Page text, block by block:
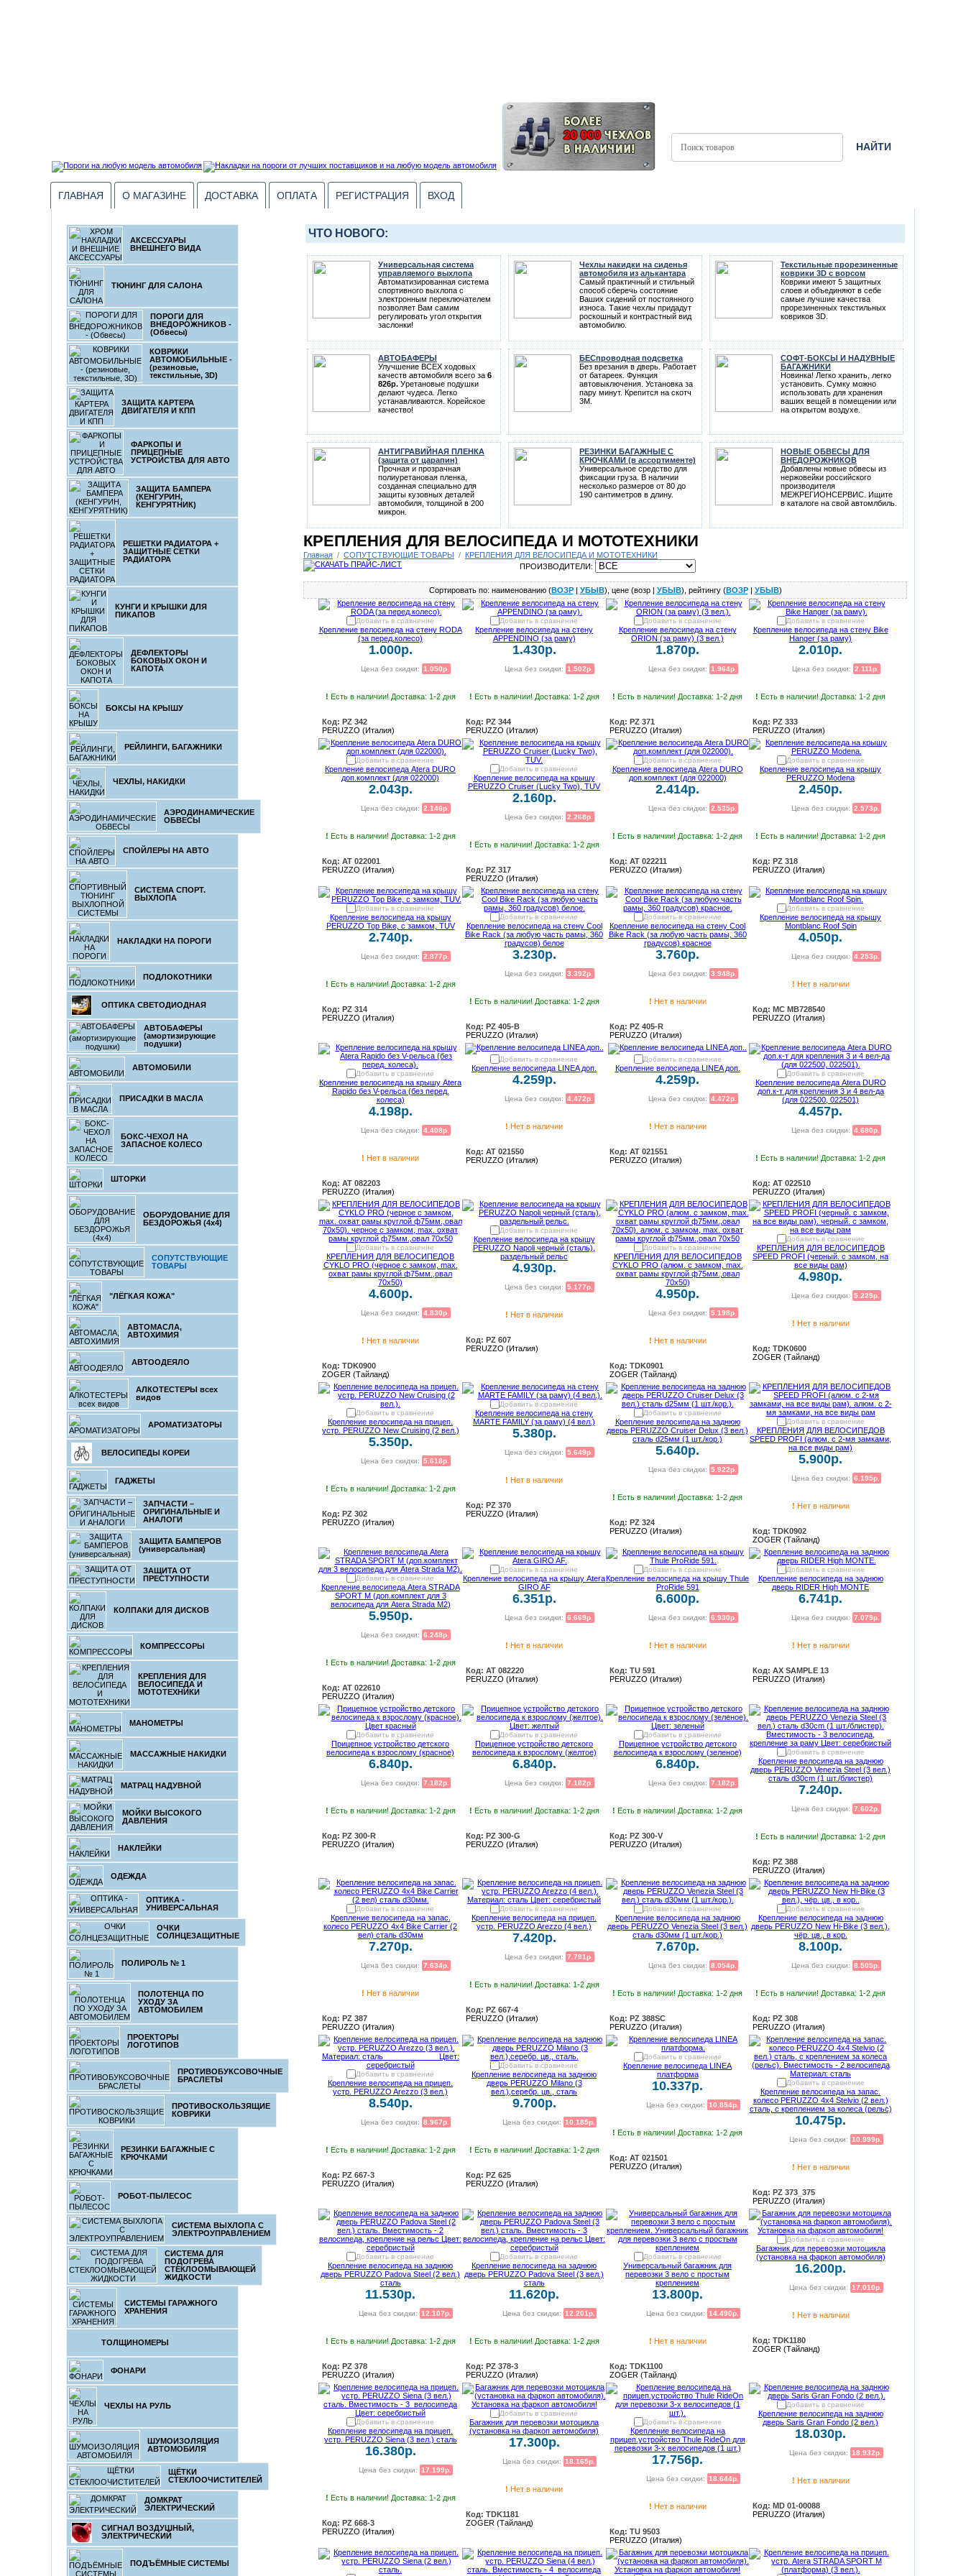
ГЛАВНАЯ О МАГАЗИНЕ ДОСТАВКА ОПЛАТА РЕГИСТРАЦИЯ ВХОД
АКСЕССУАРЫ
ВНЕШНЕГО ВИДА
ТЮНИНГ ДЛЯ САЛОНА
ПОРОГИ ДЛЯ
ВНЕДОРОЖНИКОВ -
(Обвесы)
КОВРИКИ
АВТОМОБИЛЬНЫЕ -
(резиновые,
текстильные, 3D)
ЗАЩИТА КАРТЕРА
ДВИГАТЕЛЯ И КПП
ФАРКОПЫ И
ПРИЦЕПНЫЕ
УСТРОЙСТВА ДЛЯ АВТО
ЗАЩИТА БАМПЕРА
(КЕНГУРИН,
КЕНГУРЯТНИК)
РЕШЕТКИ РАДИАТОРА +
ЗАЩИТНЫЕ СЕТКИ
РАДИАТОРА
КУНГИ И КРЫШКИ ДЛЯ
ПИКАПОВ
ДЕФЛЕКТОРЫ
БОКОВЫХ ОКОН И
КАПОТА
БОКСЫ НА КРЫШУ
РЕЙЛИНГИ, БАГАЖНИКИ
ЧЕХЛЫ, НАКИДКИ
АЭРОДИНАМИЧЕСКИЕ
ОБВЕСЫ
СПОЙЛЕРЫ НА АВТО
СИСТЕМА СПОРТ.
ВЫХЛОПА
НАКЛАДКИ НА ПОРОГИ
ПОДЛОКОТНИКИ
ОПТИКА СВЕТОДИОДНАЯ
АВТОБАФЕРЫ
(амортизирующие
подушки)
АВТОМОБИЛИ
ПРИСАДКИ В МАСЛА
БОКС-ЧЕХОЛ НА
ЗАПАСНОЕ КОЛЕСО
ШТОРКИ
ОБОРУДОВАНИЕ ДЛЯ
БЕЗДОРОЖЬЯ (4x4)
СОПУТСТВУЮЩИЕ
ТОВАРЫ
"ЛЁГКАЯ КОЖА"
АВТОМАСЛА,
АВТОХИМИЯ
АВТООДЕЯЛО
АЛКОТЕСТЕРЫ всех
видов
АРОМАТИЗАТОРЫ
ВЕЛОСИПЕДЫ КОРЕИ
ГАДЖЕТЫ
ЗАПЧАСТИ –
ОРИГИНАЛЬНЫЕ И
АНАЛОГИ
ЗАЩИТА БАМПЕРОВ
(универсальная)
ЗАЩИТА ОТ
ПРЕСТУПНОСТИ
КОЛПАКИ ДЛЯ ДИСКОВ
КОМПРЕССОРЫ
КРЕПЛЕНИЯ ДЛЯ
ВЕЛОСИПЕДА И
МОТОТЕХНИКИ
МАНОМЕТРЫ
МАССАЖНЫЕ НАКИДКИ
МАТРАЦ НАДУВНОЙ
МОЙКИ ВЫСОКОГО
ДАВЛЕНИЯ
НАКЛЕЙКИ
ОДЕЖДА
ОПТИКА -
УНИВЕРСАЛЬНАЯ
ОЧКИ
СОЛНЦЕЗАЩИТНЫЕ
ПОЛИРОЛЬ № 1
ПОЛОТЕНЦА ПО
УХОДУ ЗА
АВТОМОБИЛЕМ
ПРОЕКТОРЫ
ЛОГОТИПОВ
ПРОТИВОБУКСОВОЧНЫЕ
БРАСЛЕТЫ
ПРОТИВОСКОЛЬЗЯЩИЕ
КОВРИКИ
РЕЗИНКИ БАГАЖНЫЕ С
КРЮЧКАМИ
РОБОТ-ПЫЛЕСОС
СИСТЕМА ВЫХЛОПА С
ЭЛЕКТРОУПРАВЛЕНИЕМ
СИСТЕМА ДЛЯ
ПОДОГРЕВА
СТЕКЛООМЫВАЮЩЕЙ
ЖИДКОСТИ
СИСТЕМЫ ГАРАЖНОГО
ХРАНЕНИЯ
ТОЛЩИНОМЕРЫ
ФОНАРИ
ЧЕХЛЫ НА РУЛЬ
ШУМОИЗОЛЯЦИЯ
АВТОМОБИЛЯ
ЩЁТКИ
СТЕКЛООЧИСТИТЕЛЕЙ
ДОМКРАТ
ЭЛЕКТРИЧЕСКИЙ
СИГНАЛ ВОЗДУШНЫЙ,
ЭЛЕКТРИЧЕСКИЙ
ПОДЪЁМНЫЕ СИСТЕМЫ
ЧТО НОВОГО:
Универсальная система
управляемого выхлопа
Автоматизированная система
спортивного выхлопа с
электронным переключателем
позволяет Вам самим
регулировать угол открытия
заслонки!
Чехлы накидки на сиденья
автомобиля из алькантара
Самый практичный и стильный
способ сберечь состояние
Ваших сидений от постоянного
износа. Такие чехлы придадут
роскошный и контрастный вид
автомобилю.
Текстильные прорезиненные
коврики 3D с ворсом
Коврики имеют 5 защитных
слоев и объединяют в себе
самые лучшие качества
прорезиненных текстильных
ковриков 3D.
АВТОБАФЕРЫ
Улучшение ВСЕХ ходовых
качеств автомобиля всего за 6
826р. Уретановые подушки
делают чудеса. Легко
устанавливаются. Корейское
качество!
БЕСпроводная подсветка
Без врезания в дверь. Работает
от батареек. Функция
автовыключения. Установка за
пару минут. Крепится на скотч
3M.
СОФТ-БОКСЫ И НАДУВНЫЕ
БАГАЖНИКИ
Новинка! Легко хранить, легко
установить. Сумку можно
использовать для хранения
ваших вещей в помещении или
на открытом воздухе.
АНТИГРАВИЙНАЯ ПЛЕНКА
(защита от царапин)
Прочная и прозрачная
полиуретановая пленка,
созданная специально для
защиты кузовных деталей
автомобиля, толщиной в 200
микрон.
РЕЗИНКИ БАГАЖНЫЕ С
КРЮЧКАМИ (в ассортименте)
Универсальное средство для
фиксации груза. В наличии
несколько размеров от 80 до
190 сантиметров в длину.
НОВЫЕ ОБВЕСЫ ДЛЯ
ВНЕДОРОЖНИКОВ
Добавлены новые обвесы из
нержовейки российского
производителя
МЕЖРЕГИОНСЕРВИС. Ищите
в каталоге на свой автомлбиль.
КРЕПЛЕНИЯ ДЛЯ ВЕЛОСИПЕДА И МОТОТЕХНИКИ
Главная / СОПУТСТВУЮЩИЕ ТОВАРЫ / КРЕПЛЕНИЯ ДЛЯ ВЕЛОСИПЕДА И МОТОТЕХНИКИ
ПРОИЗВОДИТЕЛИ:
Сортировать по: наименованию (ВОЗР| УБЫВ), цене (возр | УБЫВ), рейтингу (ВОЗР| УБЫВ)
Добавить в сравнение
Крепление велосипеда на стену RODA
(за перед.колесо)
1.000р.
Цена без скидки: 1.050р.
! Есть в наличии! Доставка: 1-2 дня
Код: PZ 342
PERUZZO (Италия)
Добавить в сравнение
Крепление велосипеда на стену
APPENDINO (за раму)
1.430р.
Цена без скидки: 1.502р.
! Есть в наличии! Доставка: 1-2 дня
Код: PZ 344
PERUZZO (Италия)
Добавить в сравнение
Крепление велосипеда на стену
ORION (за раму) (3 вел.)
1.870р.
Цена без скидки: 1.964р.
! Есть в наличии! Доставка: 1-2 дня
Код: PZ 371
PERUZZO (Италия)
Добавить в сравнение
Крепление велосипеда на стену Bike
Hanger (за раму)
2.010р.
Цена без скидки: 2.111р.
! Есть в наличии! Доставка: 1-2 дня
Код: PZ 333
PERUZZO (Италия)
Добавить в сравнение
Крепление велосипеда Atera DURO
доп.комплект (для 022000)
2.043р.
Цена без скидки: 2.146р.
! Есть в наличии! Доставка: 1-2 дня
Код: AT 022001
PERUZZO (Италия)
Добавить в сравнение
Крепление велосипеда на крышу
PERUZZO Cruiser (Lucky Two), TUV
2.160р.
Цена без скидки: 2.268р.
! Есть в наличии! Доставка: 1-2 дня
Код: PZ 317
PERUZZO (Италия)
Добавить в сравнение
Крепление велосипеда Atera DURO
доп.комплект (для 022000)
2.414р.
Цена без скидки: 2.535р.
! Есть в наличии! Доставка: 1-2 дня
Код: AT 022211
PERUZZO (Италия)
Добавить в сравнение
Крепление велосипеда на крышу
PERUZZO Modena
2.450р.
Цена без скидки: 2.573р.
! Есть в наличии! Доставка: 1-2 дня
Код: PZ 318
PERUZZO (Италия)
Добавить в сравнение
Крепление велосипеда на крышу
PERUZZO Top Bike, с замком, TUV
2.740р.
Цена без скидки: 2.877р.
! Есть в наличии! Доставка: 1-2 дня
Код: PZ 314
PERUZZO (Италия)
Добавить в сравнение
Крепление велосипеда на стену Cool
Bike Rack (за любую часть рамы, 360
градусов) белое
3.230р.
Цена без скидки: 3.392р.
! Есть в наличии! Доставка: 1-2 дня
Код: PZ 405-B
PERUZZO (Италия)
Добавить в сравнение
Крепление велосипеда на стену Cool
Bike Rack (за любую часть рамы, 360
градусов) красное
3.760р.
Цена без скидки: 3.948р.
! Нет в наличии
Код: PZ 405-R
PERUZZO (Италия)
Добавить в сравнение
Крепление велосипеда на крышу
Montblanc Roof Spin
4.050р.
Цена без скидки: 4.253р.
! Нет в наличии
Код: MC MB728540
PERUZZO (Италия)
Добавить в сравнение
Крепление велосипеда на крышу Atera
Rapido без V-рельса (без перед.
колеса)
4.198р.
Цена без скидки: 4.408р.
! Нет в наличии
Код: AT 082203
PERUZZO (Италия)
Добавить в сравнение
Крепление велосипеда LINEA доп.
4.259р.
Цена без скидки: 4.472р.
! Нет в наличии
Код: AT 021550
PERUZZO (Италия)
Добавить в сравнение
Крепление велосипеда LINEA доп.
4.259р.
Цена без скидки: 4.472р.
! Нет в наличии
Код: AT 021551
PERUZZO (Италия)
Добавить в сравнение
Крепление велосипеда Atera DURO
доп.к-т для крепления 3 и 4 вел-да
(для 022500, 022501)
4.457р.
Цена без скидки: 4.680р.
! Есть в наличии! Доставка: 1-2 дня
Код: AT 022510
PERUZZO (Италия)
Добавить в сравнение
КРЕПЛЕНИЯ ДЛЯ ВЕЛОСИПЕДОВ
CYKLO PRO (черное с замком, max.
охват рамы круглой ф75мм.,овал
70x50)
4.600р.
Цена без скидки: 4.830р.
! Нет в наличии
Код: TDK0900
ZOGER (Тайланд)
Добавить в сравнение
Крепление велосипеда на крышу
PERUZZO Napoli черный (сталь),
раздельный рельс
4.930р.
Цена без скидки: 5.177р.
! Нет в наличии
Код: PZ 607
PERUZZO (Италия)
Добавить в сравнение
КРЕПЛЕНИЯ ДЛЯ ВЕЛОСИПЕДОВ
CYKLO PRO (алюм. с замком, max.
охват рамы круглой ф75мм.,овал
70x50)
4.950р.
Цена без скидки: 5.198р.
! Нет в наличии
Код: TDK0901
ZOGER (Тайланд)
Добавить в сравнение
КРЕПЛЕНИЯ ДЛЯ ВЕЛОСИПЕДОВ
SPEED PROFI (черный. с замком, на
все виды рам)
4.980р.
Цена без скидки: 5.229р.
! Нет в наличии
Код: TDK0600
ZOGER (Тайланд)
Добавить в сравнение
Крепление велосипеда на прицеп.
устр. PERUZZO New Cruising (2 вел.)
5.350р.
Цена без скидки: 5.618р.
! Есть в наличии! Доставка: 1-2 дня
Код: PZ 302
PERUZZO (Италия)
Добавить в сравнение
Крепление велосипеда на стену
MARTE FAMILY (за раму) (4 вел.)
5.380р.
Цена без скидки: 5.649р.
! Нет в наличии
Код: PZ 370
PERUZZO (Италия)
Добавить в сравнение
Крепление велосипеда на заднюю
дверь PERUZZO Cruiser Delux (3 вел.)
сталь d25мм (1 шт./кор.)
5.640р.
Цена без скидки: 5.922р.
! Есть в наличии! Доставка: 1-2 дня
Код: PZ 324
PERUZZO (Италия)
Добавить в сравнение
КРЕПЛЕНИЯ ДЛЯ ВЕЛОСИПЕДОВ
SPEED PROFI (алюм. с 2-мя замками,
на все виды рам)
5.900р.
Цена без скидки: 6.195р.
! Нет в наличии
Код: TDK0902
ZOGER (Тайланд)
Добавить в сравнение
Крепление велосипеда Atera STRADA
SPORT M (доп.комплект для 3
велосипеда для Atera Strada M2)
5.950р.
Цена без скидки: 6.248р.
! Есть в наличии! Доставка: 1-2 дня
Код: AT 022610
PERUZZO (Италия)
Добавить в сравнение
Крепление велосипеда на крышу Atera
GIRO AF
6.351р.
Цена без скидки: 6.669р.
! Нет в наличии
Код: AT 082220
PERUZZO (Италия)
Добавить в сравнение
Крепление велосипеда на крышу Thule
ProRide 591
6.600р.
Цена без скидки: 6.930р.
! Нет в наличии
Код: TU 591
PERUZZO (Италия)
Добавить в сравнение
Крепление велосипеда на заднюю
дверь RIDER High MONTE
6.741р.
Цена без скидки: 7.079р.
! Нет в наличии
Код: AX SAMPLE 13
PERUZZO (Италия)
Добавить в сравнение
Прицепное устройство детского
велосипеда к взрослому (красное)
6.840р.
Цена без скидки: 7.182р.
! Есть в наличии! Доставка: 1-2 дня
Код: PZ 300-R
PERUZZO (Италия)
Добавить в сравнение
Прицепное устройство детского
велосипеда к взрослому (желтое)
6.840р.
Цена без скидки: 7.182р.
! Есть в наличии! Доставка: 1-2 дня
Код: PZ 300-G
PERUZZO (Италия)
Добавить в сравнение
Прицепное устройство детского
велосипеда к взрослому (зеленое)
6.840р.
Цена без скидки: 7.182р.
! Есть в наличии! Доставка: 1-2 дня
Код: PZ 300-V
PERUZZO (Италия)
Добавить в сравнение
Крепление велосипеда на заднюю
дверь PERUZZO Venezia Steel (3 вел.)
сталь d30cm (1 шт./блистер)
7.240р.
Цена без скидки: 7.602р.
! Есть в наличии! Доставка: 1-2 дня
Код: PZ 388
PERUZZO (Италия)
Добавить в сравнение
Крепление велосипеда на запас.
колесо PERUZZO 4x4 Bike Carrier (2
вел) сталь d30мм
7.270р.
Цена без скидки: 7.634р.
! Нет в наличии
Код: PZ 387
PERUZZO (Италия)
Добавить в сравнение
Крепление велосипеда на прицеп.
устр. PERUZZO Arezzo (4 вел.)
7.420р.
Цена без скидки: 7.791р.
! Есть в наличии! Доставка: 1-2 дня
Код: PZ 667-4
PERUZZO (Италия)
Добавить в сравнение
Крепление велосипеда на заднюю
дверь PERUZZO Venezia Steel (3 вел.)
сталь d30мм (1 шт./кор.)
7.670р.
Цена без скидки: 8.054р.
! Есть в наличии! Доставка: 1-2 дня
Код: PZ 388SC
PERUZZO (Италия)
Добавить в сравнение
Крепление велосипеда на заднюю
дверь PERUZZO New Hi-Bike (3 вел.),
чёр. цв., в кор.
8.100р.
Цена без скидки: 8.505р.
! Есть в наличии! Доставка: 1-2 дня
Код: PZ 308
PERUZZO (Италия)
Добавить в сравнение
Крепление велосипеда на прицеп.
устр. PERUZZO Arezzo (3 вел.)
8.540р.
Цена без скидки: 8.967р.
! Есть в наличии! Доставка: 1-2 дня
Код: PZ 667-3
PERUZZO (Италия)
Добавить в сравнение
Крепление велосипеда на заднюю
дверь PERUZZO Milano (3
вел.),серебр. цв., сталь
9.700р.
Цена без скидки: 10.185р.
! Есть в наличии! Доставка: 1-2 дня
Код: PZ 625
PERUZZO (Италия)
Добавить в сравнение
Крепление велосипеда LINEA
платформа
10.337р.
Цена без скидки: 10.854р.
! Есть в наличии! Доставка: 1-2 дня
Код: AT 021501
PERUZZO (Италия)
Добавить в сравнение
Крепление велосипеда на запас.
колесо PERUZZO 4x4 Stelvio (2 вел.)
сталь, с креплением за колеса (рельс)
10.475р.
Цена без скидки: 10.999р.
! Нет в наличии
Код: PZ 373_375
PERUZZO (Италия)
Добавить в сравнение
Крепление велосипеда на заднюю
дверь PERUZZO Padova Steel (2 вел.)
сталь
11.530р.
Цена без скидки: 12.107р.
! Есть в наличии! Доставка: 1-2 дня
Код: PZ 378
PERUZZO (Италия)
Добавить в сравнение
Крепление велосипеда на заднюю
дверь PERUZZO Padova Steel (3 вел.)
сталь
11.620р.
Цена без скидки: 12.201р.
! Есть в наличии! Доставка: 1-2 дня
Код: PZ 378-3
PERUZZO (Италия)
Добавить в сравнение
Универсальный багажник для
перевозки 3 вело с простым
креплением
13.800р.
Цена без скидки: 14.490р.
! Нет в наличии
Код: TDK1100
ZOGER (Тайланд)
Добавить в сравнение
Багажник для перевозки мотоцикла
(установка на фаркоп автомобиля)
16.200р.
Цена без скидки: 17.010р.
! Нет в наличии
Код: TDK1180
ZOGER (Тайланд)
Добавить в сравнение
Крепление велосипеда на прицеп.
устр. PERUZZO Siena (3 вел.) сталь
16.380р.
Цена без скидки: 17.199р.
! Есть в наличии! Доставка: 1-2 дня
Код: PZ 668-3
PERUZZO (Италия)
Добавить в сравнение
Багажник для перевозки мотоцикла
(установка на фаркоп автомобиля)
17.300р.
Цена без скидки: 18.165р.
! Нет в наличии
Код: TDK1181
ZOGER (Тайланд)
Добавить в сравнение
Крепление велосипеда на
прицеп.устройство Thule RideOn для
перевозки 3-х велосипедов (1 шт.)
17.756р.
Цена без скидки: 18.644р.
! Нет в наличии
Код: TU 9503
PERUZZO (Италия)
Добавить в сравнение
Крепление велосипеда на заднюю
дверь Saris Gran Fondo (2 вел.)
18.030р.
Цена без скидки: 18.932р.
! Нет в наличии
Код: MD 01-00088
PERUZZO (Италия)